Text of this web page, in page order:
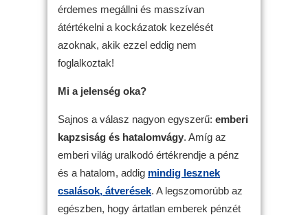
érdemes megállni és masszívan
átértékelni a kockázatok kezelését
azoknak, akik ezzel eddig nem
foglalkoztak!
Mi a jelenség oka?
Sajnos a válasz nagyon egyszerű: emberi
kapzsiság és hatalomvágy. Amíg az
emberi világ uralkodó értékrendje a pénz
és a hatalom, addig mindig lesznek
csalások, átverések. A legszomorúbb az
egészben, hogy ártatlan emberek pénzét